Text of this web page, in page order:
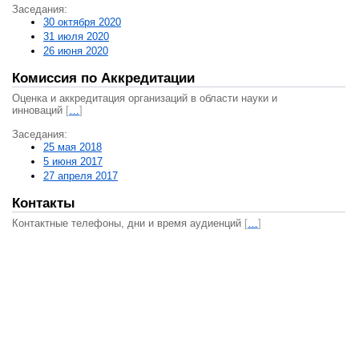
Заседания:
30 октября 2020
31 июля 2020
26 июня 2020
Комиссия по Аккредитации
Оценка и аккредитация организаций в области науки и
инноваций […]
Заседания:
25 мая 2018
5 июня 2017
27 апреля 2017
Контакты
Контактные телефоны, дни и время аудиенций […]